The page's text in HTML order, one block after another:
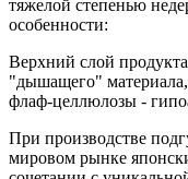
тяжелой степенью
особенности:
Верхний слой продукта
"дышащего"
флаф-целлюлозы -
При производстве
мировом рынке